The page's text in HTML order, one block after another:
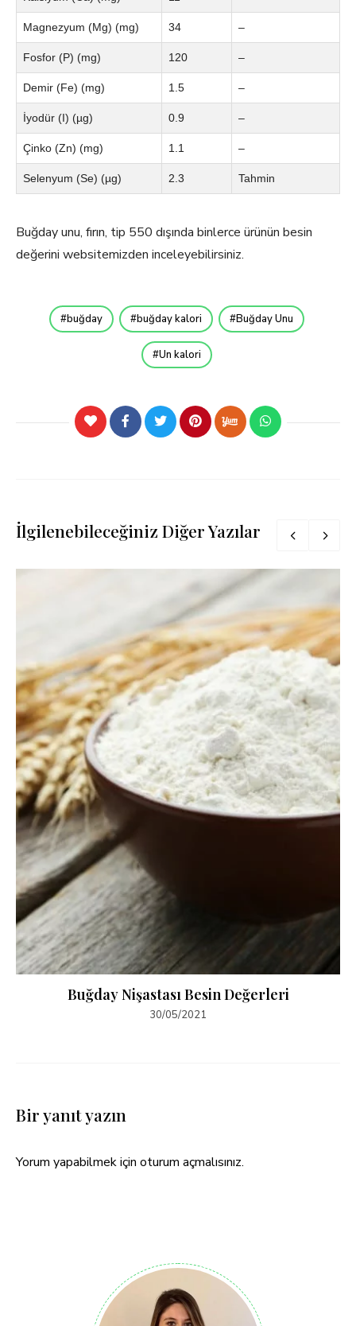
Magnezyum (Mg) (mg) 34 –
Fosfor (P) (mg) 120 –
Demir (Fe) (mg) 1.5 –
İyodür (I) (µg) 0.9 –
Çinko (Zn) (mg) 1.1 –
Selenyum (Se) (µg) 2.3 Tahmin
Buğday unu, fırın, tip 550 dışında binlerce ürünün besin
değerini websitemizden inceleyebilirsiniz.
buğday buğday kalori Buğday Unu
Un kalori
İlgilenebileceğiniz Diğer Yazılar
Buğday Nişastası Besin Değerleri
30/05/2021
Bir yanıt yazın
Yorum yapabilmek için oturum açmalısınız.